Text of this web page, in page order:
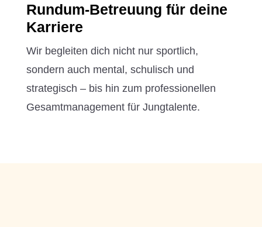
Rundum-Betreuung für deine
Karriere
Wir begleiten dich nicht nur sportlich,
sondern auch mental, schulisch und
strategisch – bis hin zum professionellen
Gesamtmanagement für Jungtalente.